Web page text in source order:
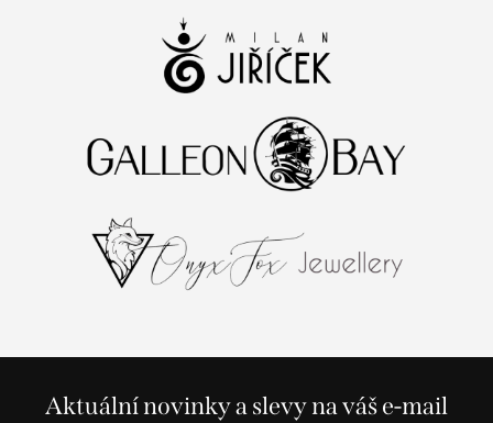
Aktuální novinky a slevy na váš e-mail